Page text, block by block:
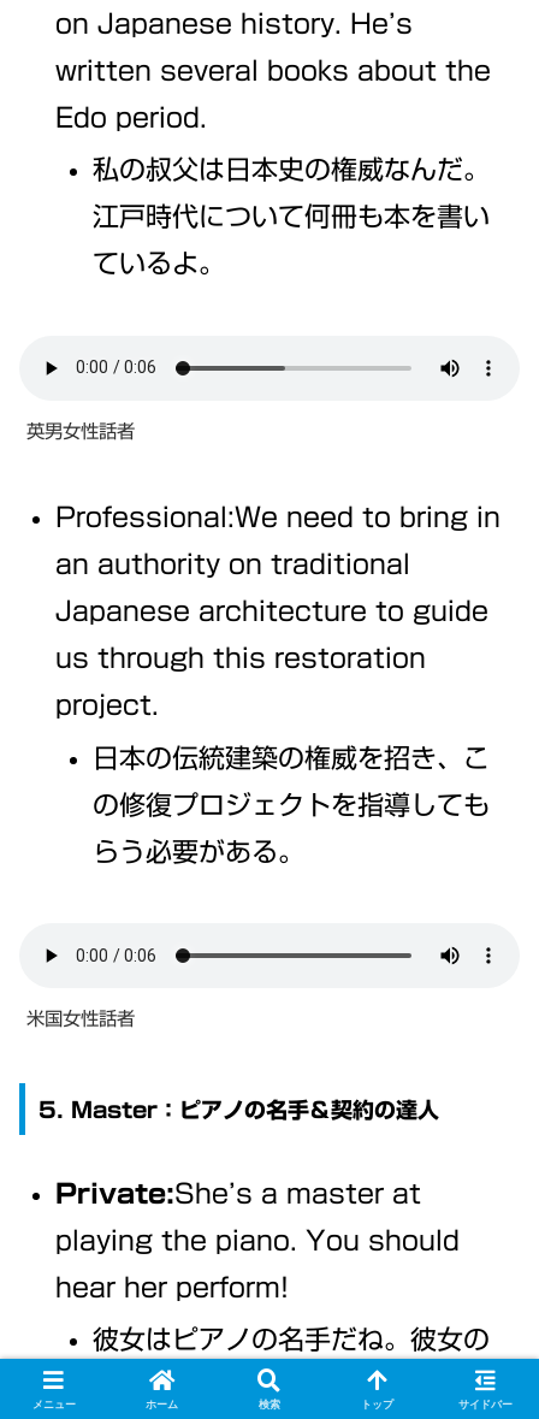
on Japanese history. He’s
written several books about the
Edo period.
私の叔父は日本史の権威なんだ。
江戸時代について何冊も本を書い
ているよ。
英男女性話者
Professional:We need to bring in
an authority on traditional
Japanese architecture to guide
us through this restoration
project.
日本の伝統建築の権威を招き、こ
の修復プロジェクトを指導しても
らう必要がある。
米国女性話者
5. Master：ピアノの名手＆契約の達人
Private:She’s a master at
playing the piano. You should
hear her perform!
彼女はピアノの名手だね。彼女の
演奏を聴くべきだよ！
メニュー ホーム 検索 トップ サイドバー